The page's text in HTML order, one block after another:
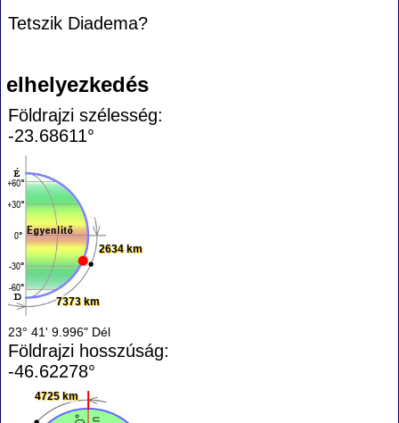
Tetszik Diadema?
elhelyezkedés
Földrajzi szélesség:
-23.68611°
7373 km
2634 km
23° 41' 9.996" Dél
Földrajzi hosszúság:
-46.62278°
4725 km